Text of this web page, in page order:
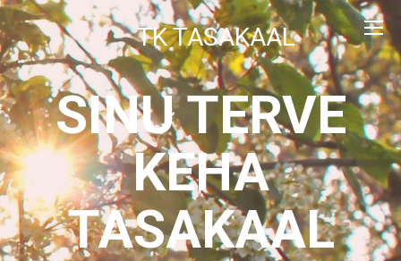
TK TASAKAAL
SINU TERVE
KEHA
TASAKAAL